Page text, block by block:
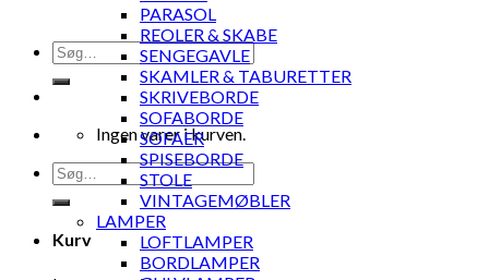
Søg
efter:
Ingen varer i kurven.
Søg
efter:
Kurv
PARASOL
REOLER & SKABE
SENGEGAVLE
SKAMLER & TABURETTER
SKRIVEBORDE
SOFABORDE
SOFAER
SPISEBORDE
STOLE
VINTAGEMØBLER
LAMPER
LOFTLAMPER
BORDLAMPER